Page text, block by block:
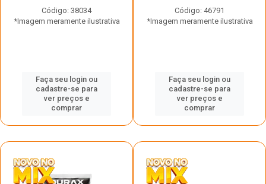
Código: 38034
*Imagem meramente ilustrativa
Faça seu login ou
cadastre-se para
ver preços e
comprar
Código: 46791
*Imagem meramente ilustrativa
Faça seu login ou
cadastre-se para
ver preços e
comprar